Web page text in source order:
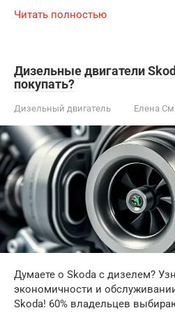
Читать полностью
Дизельные двигатели
покупать?
Дизельный двигатель Елена
Думаете о Skoda с дизелем?
экономичности и
Skoda! 60% владельцев